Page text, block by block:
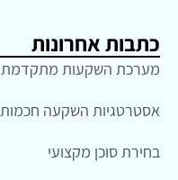
כתבות אחרונות
מערכת השקעות מתקדמת
אסטרטגיות השקעה חכמות
בחירת סוכן מקצועי